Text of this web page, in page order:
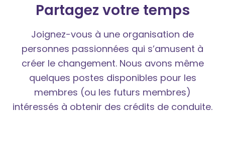
Partagez votre temps
Joignez-vous à une organisation de
personnes passionnées qui s’amusent à
créer le changement. Nous avons même
quelques postes disponibles pour les
membres (ou les futurs membres)
intéressés à obtenir des crédits de conduite.